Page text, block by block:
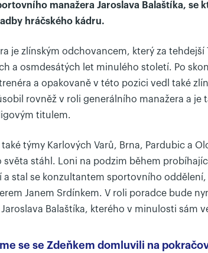
manažera Jaroslava Balaštíka, se
hráčského kádru.
je zlínským odchovancem, který za tehdejší
a osmdesátých let minulého století. Po
a opakovaně v této pozici vedl také
rovněž v roli generálního manažera a je
titulem.
týmy Karlových Varů, Brna, Pardubic a
světa stáhl. Loni na podzim během
a stal se konzultantem sportovního oddělení,
Janem Srdínkem. V roli poradce bude
Balaštíka, kterého v minulosti sám
se se Zdeňkem domluvili na